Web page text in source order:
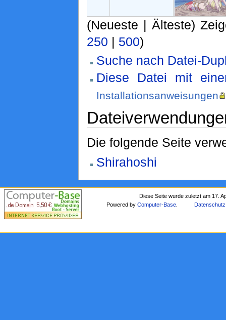
(Neueste | Älteste)
250 | 500)
Suche nach Datei-
Diese Datei mit
Installationsanweisungen
Die folgende Seite
Shirahoshi
Diese Seite wurde zuletzt am 17.
Powered byComputer-Base Datenschutz